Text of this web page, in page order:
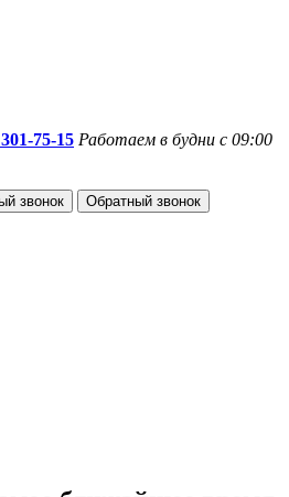
75-15 Работаем в будни с 09:00
звонок Обратный звонок